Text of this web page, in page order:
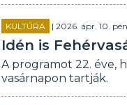
KULTÚRA | 2026. ápr. 10.
Idén is
A programot 22. éve,
vasárnapon tartják.